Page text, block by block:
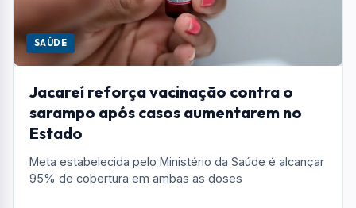
SAÚDE
Jacareí reforça vacinação contra o
sarampo após casos aumentarem no
Estado
Meta estabelecida pelo Ministério da Saúde é alcançar
95% de cobertura em ambas as doses